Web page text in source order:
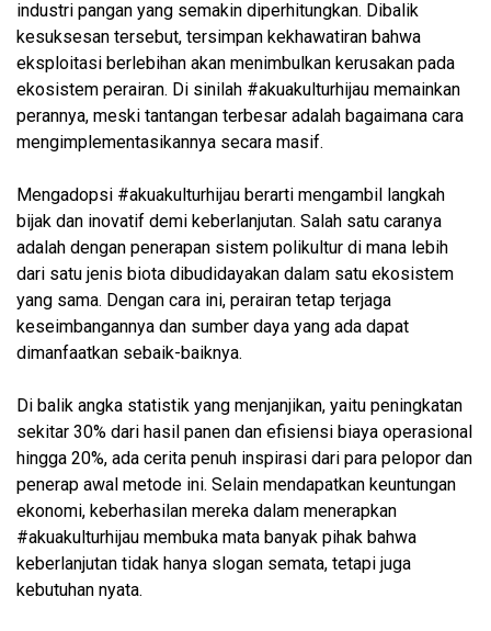
industri pangan yang semakin diperhitungkan. Dibalik
kesuksesan tersebut, tersimpan kekhawatiran bahwa
eksploitasi berlebihan akan menimbulkan kerusakan pada
ekosistem perairan. Di sinilah #akuakulturhijau memainkan
perannya, meski tantangan terbesar adalah bagaimana cara
mengimplementasikannya secara masif.
Mengadopsi #akuakulturhijau berarti mengambil langkah
bijak dan inovatif demi keberlanjutan. Salah satu caranya
adalah dengan penerapan sistem polikultur di mana lebih
dari satu jenis biota dibudidayakan dalam satu ekosistem
yang sama. Dengan cara ini, perairan tetap terjaga
keseimbangannya dan sumber daya yang ada dapat
dimanfaatkan sebaik-baiknya.
Di balik angka statistik yang menjanjikan, yaitu peningkatan
sekitar 30% dari hasil panen dan efisiensi biaya operasional
hingga 20%, ada cerita penuh inspirasi dari para pelopor dan
penerap awal metode ini. Selain mendapatkan keuntungan
ekonomi, keberhasilan mereka dalam menerapkan
#akuakulturhijau membuka mata banyak pihak bahwa
keberlanjutan tidak hanya slogan semata, tetapi juga
kebutuhan nyata.